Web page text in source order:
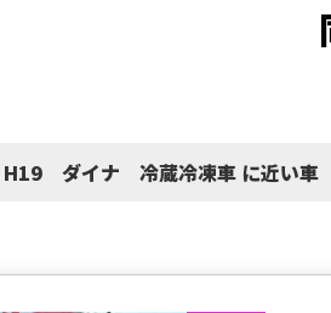
H19 ダイナ 冷蔵冷凍車 に近い車